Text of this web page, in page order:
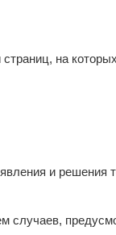
на
и решения
случаев,